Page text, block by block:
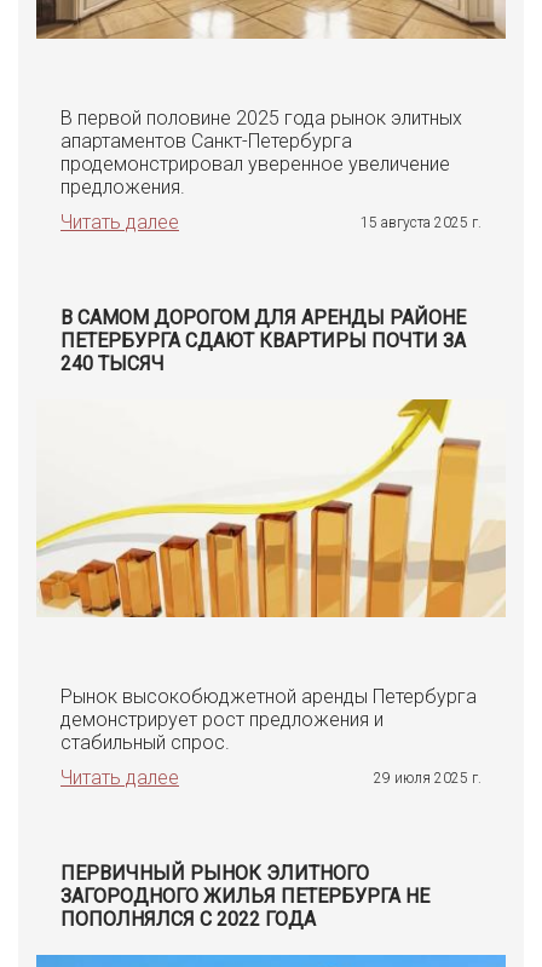
В первой половине 2025 года рынок элитных
апартаментов Санкт-Петербурга
продемонстрировал уверенное увеличение
предложения.
Читать далее
15 августа 2025 г.
В САМОМ ДОРОГОМ ДЛЯ АРЕНДЫ РАЙОНЕ
ПЕТЕРБУРГА СДАЮТ КВАРТИРЫ ПОЧТИ ЗА
240 ТЫСЯЧ
Рынок высокобюджетной аренды Петербурга
демонстрирует рост предложения и
стабильный спрос.
Читать далее
29 июля 2025 г.
ПЕРВИЧНЫЙ РЫНОК ЭЛИТНОГО
ЗАГОРОДНОГО ЖИЛЬЯ ПЕТЕРБУРГА НЕ
ПОПОЛНЯЛСЯ С 2022 ГОДА